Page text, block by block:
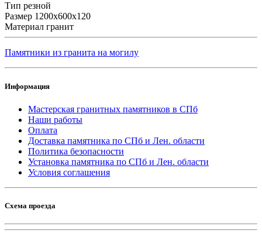
Тип резной
Размер 1200х600х120
Материал гранит
Памятники из гранита на могилу
Информация
Мастерская гранитных памятников в СПб
Наши работы
Оплата
Доставка памятника по СПб и Лен. области
Политика безопасности
Установка памятника по СПб и Лен. области
Условия соглашения
Схема проезда